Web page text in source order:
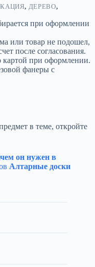
, ДЕРЕВО,
при оформлении
или товар не подошел,
после согласования.
картой при оформлении.
фанеры с
в теме, откройте
он нужен в
Алтарные доски